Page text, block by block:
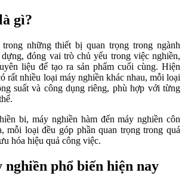
gì?
những thiết bị quan trọng trong ngành
đóng vai trò chủ yếu trong việc nghiền,
liệu để tạo ra sản phẩm cuối cùng. Hiện
rất nhiều loại máy nghiền khác nhau, mỗi loại
suất và công dụng riêng, phù hợp với từng
bi, máy nghiền hàm đến máy nghiền côn
mỗi loại đều góp phần quan trọng trong quá
hóa hiệu quả công việc.
nghiền phổ biến hiện nay